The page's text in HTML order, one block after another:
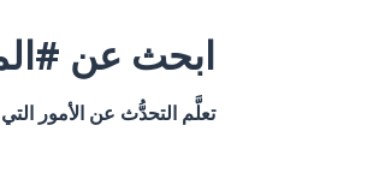
ابحث عن
تعلَّم التحدُّث عن الأمور التي